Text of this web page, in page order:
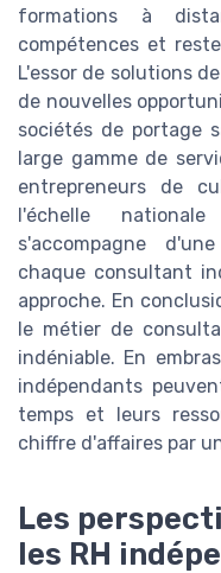
formations à
compétences et
L'essor de solutions
de nouvelles
sociétés de portage
large gamme de
entrepreneurs de
l'échelle
s'accompagne
chaque consultant
approche. En
le métier de
indéniable. En
indépendants
temps et leurs
chiffre d'affaires par
Les
les RH